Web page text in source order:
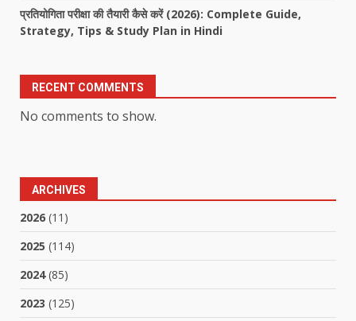
प्रतियोगिता परीक्षा की तैयारी कैसे करें (2026): Complete Guide,
Strategy, Tips & Study Plan in Hindi
RECENT COMMENTS
No comments to show.
ARCHIVES
2026 (11)
2025 (114)
2024(85)
2023 (125)